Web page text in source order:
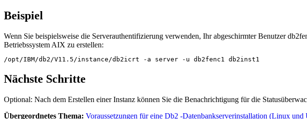
Beispiel
Wenn Sie beispielsweise die Serverauthentifizierung verwenden, Ihr abgeschirmter Benutzer
Betriebssystem AIX zu erstellen:
/opt/IBM/db2/V11.5/instance/db2icrt -a server -u db2fenc1 db2inst1
Nächste Schritte
Optional: Nach dem Erstellen einer Instanz können Sie die Benachrichtigung für die
Übergeordnetes Thema: Voraussetzungen für eine Db2 -Datenbankserverinstallation (Linux